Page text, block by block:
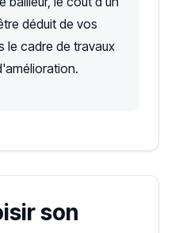
déduit de vos
le cadre de travaux
son